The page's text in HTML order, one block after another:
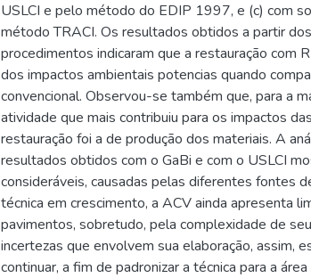
USLCI e pelo método do EDIP 1997, e (c) com
método TRACI. Os resultados obtidos a partir
procedimentos indicaram que a restauração com
dos impactos ambientais potencias quando
convencional. Observou-se também que, para a
atividade que mais contribuiu para os impactos
restauração foi a de produção dos materiais. A
resultados obtidos com o GaBi e com o USLCI
consideráveis, causadas pelas diferentes fontes
técnica em crescimento, a ACV ainda apresenta
pavimentos, sobretudo, pela complexidade de
incertezas que envolvem sua elaboração, assim,
continuar, a fim de padronizar a técnica para a